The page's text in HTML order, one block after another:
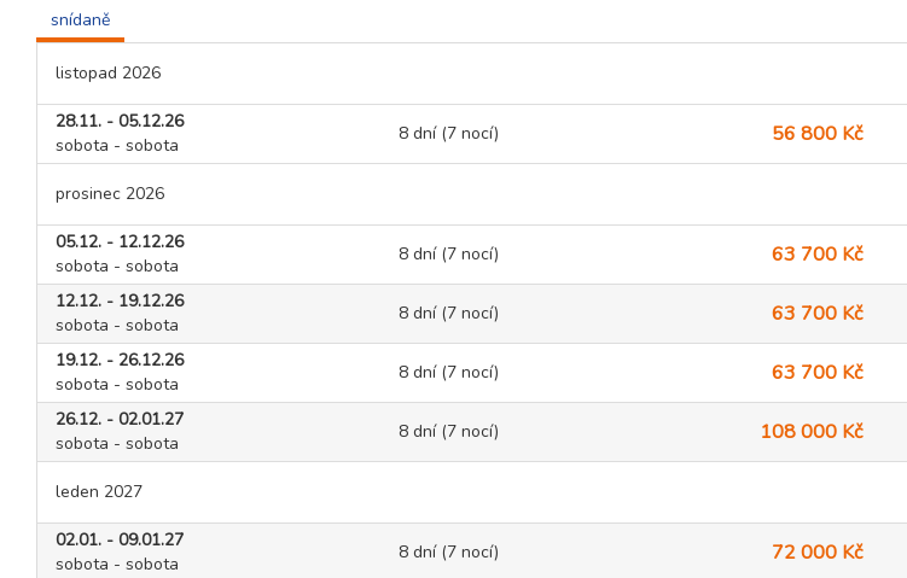
snídaně
listopad 2026
28.11. - 05.12.26
sobota - sobota
8 dní (7 nocí) 56 800 Kč
prosinec 2026
05.12. - 12.12.26
sobota - sobota
8 dní (7 nocí) 63 700 Kč
12.12. - 19.12.26
sobota - sobota
8 dní (7 nocí) 63 700 Kč
19.12. - 26.12.26
sobota - sobota
8 dní (7 nocí) 63 700 Kč
26.12. - 02.01.27
sobota - sobota
8 dní (7 nocí) 108 000 Kč
leden 2027
02.01. - 09.01.27
sobota - sobota
8 dní (7 nocí) 72 000 Kč